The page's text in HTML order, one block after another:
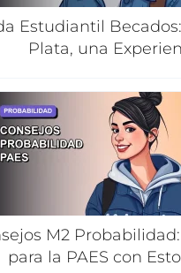
Estudiantil
Plata, una
M2
para la PAES con